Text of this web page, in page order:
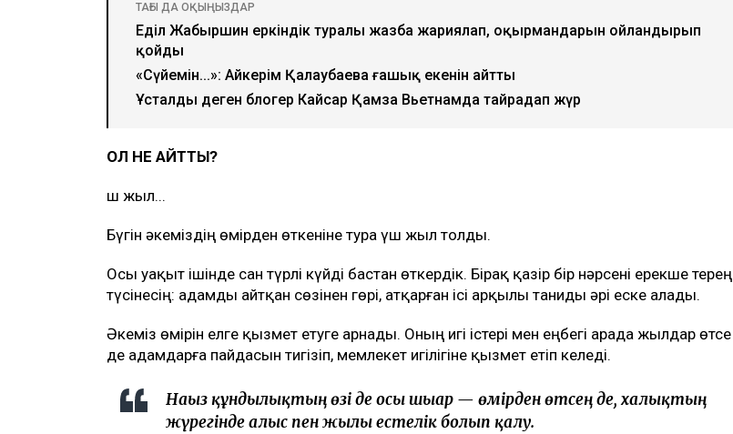
ТАҒЫ ДА ОҚЫҢЫЗДАР
Еділ Жаңбыршин еркіндік туралы жазба жариялап, оқырмандарын ойландырып
қойды
«Сүйемін...»: Айкерім Қалаубаева ғашық екенін айтты
Ұсталды деген блогер Кайсар Қамза Вьетнамда тайраңдап жүр
ОЛ НЕ АЙТТЫ?
Үш жыл...
Бүгін әкеміздің өмірден өткеніне тура үш жыл толды.
Осы уақыт ішінде сан түрлі күйді бастан өткердік. Бірақ қазір бір нәрсені ерекше терең
түсінесің: адамды айтқан сөзінен гөрі, атқарған ісі арқылы таниды әрі еске алады.
Әкеміз өмірін елге қызмет етуге арнады. Оның игі істері мен еңбегі арада жылдар өтсе
де адамдарға пайдасын тигізіп, мемлекет игілігіне қызмет етіп келеді.
Нағыз құндылықтың өзі де осы шығар — өмірден өтсең де, халықтың
жүрегінде алғыс пен жылы естелік болып қалу.